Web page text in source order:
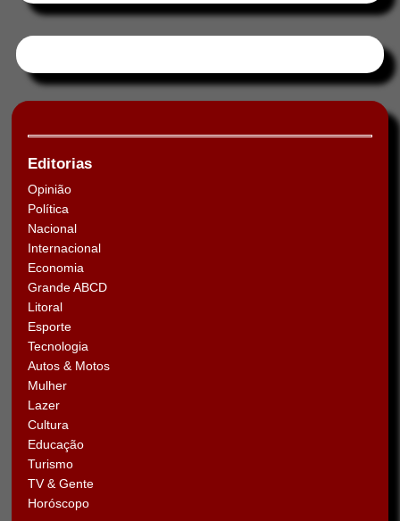
Editorias
Opinião
Política
Nacional
Internacional
Economia
Grande ABCD
Litoral
Esporte
Tecnologia
Autos & Motos
Mulher
Lazer
Cultura
Educação
Turismo
TV & Gente
Horóscopo